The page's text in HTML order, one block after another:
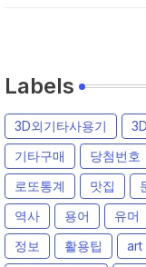
Labels
3D외기타사용기
기타구매
당첨번호
로또통계
맛집
역사
용어 유머
정보
활용팁 art